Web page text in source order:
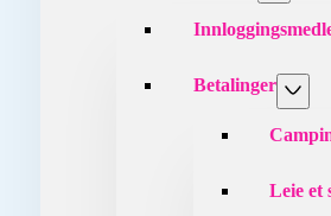
Betalinger
Leie et